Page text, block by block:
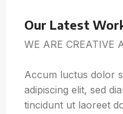
Our Latest
WE ARE CREATIVE
Accum luctus dolor
adipiscing elit, sed
tincidunt ut laoreet